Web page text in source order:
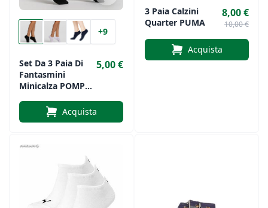
+9
Set Da 3 Paia Di
Fantasmini
Minicalza POMPEA
Elasticizzato
5,00 €
Acquista
3 Paia Calzini
Quarter PUMA
8,00 €
10,00 €
Acquista